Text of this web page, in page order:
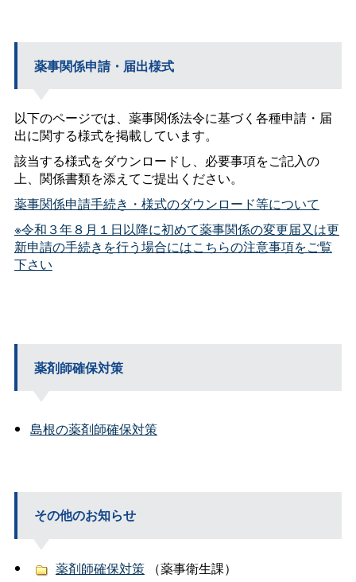
薬事関係申請・届出様式
以下のページでは、薬事関係法令に基づく各種申請・届
出に関する様式を掲載しています。
該当する様式をダウンロードし、必要事項をご記入の
上、関係書類を添えてご提出ください。
薬事関係申請手続き・様式のダウンロード等について
※令和３年８月１日以降に初めて薬事関係の変更届又は更
新申請の手続きを行う場合にはこちらの注意事項をご覧
下さい
薬剤師確保対策
島根の薬剤師確保対策
その他のお知らせ
薬剤師確保対策（薬事衛生課）